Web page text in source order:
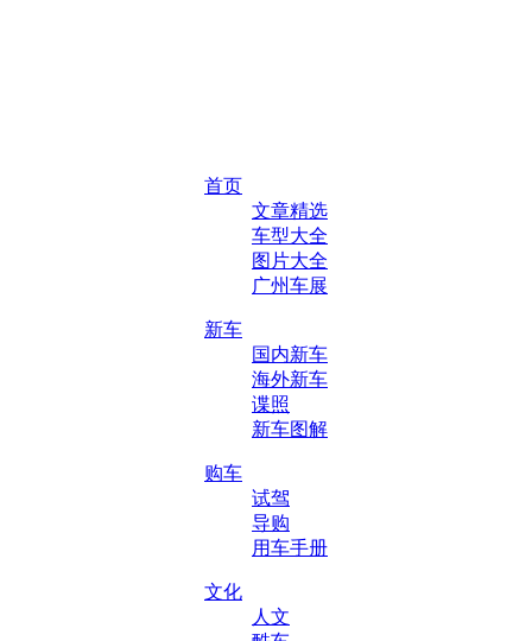
首页
文章精选
车型大全
图片大全
广州车展
新车
国内新车
海外新车
谍照
新车图解
购车
试驾
导购
用车手册
文化
人文